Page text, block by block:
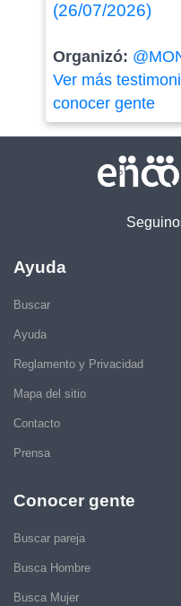
(26/07/2026)
Organizó:
Ver más
conocer gente
Ayuda
Buscar
Ayuda
Reglamento y Privacidad
Mapa del sitio
Contacto
Prensa
Conocer gente
Buscar pareja
Busca Hombre
Busca Mujer